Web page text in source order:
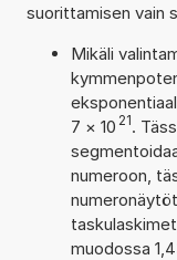
suorittamisen vain
Mikäli
7 × 10 21.
numeroon,
muodossa